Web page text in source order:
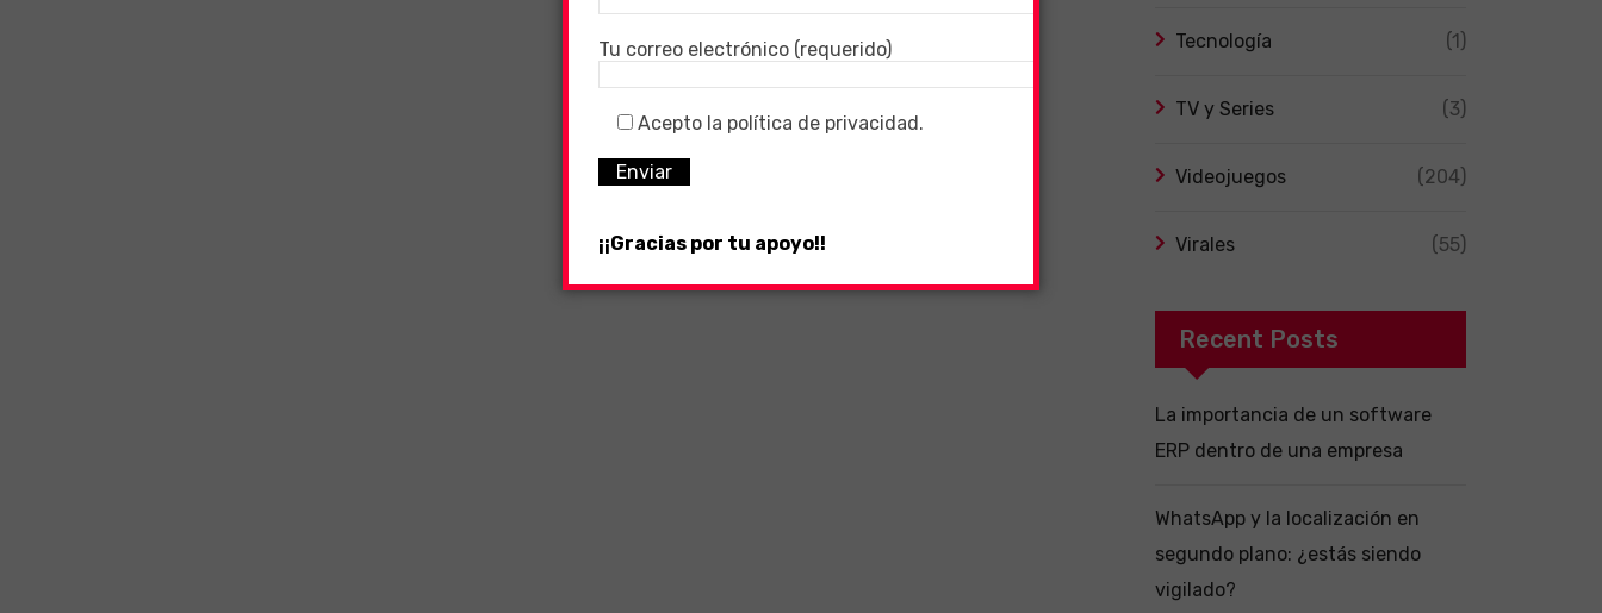
Tecnología (1)
TV y Series (3)
Videojuegos (204)
Virales (55)
Recent Posts
La importancia de un software
ERP dentro de una empresa
WhatsApp y la localización en
segundo plano: ¿estás siendo
vigilado?
Tu correo electrónico (requerido)
Acepto la política de privacidad.
¡¡Gracias por tu apoyo!!